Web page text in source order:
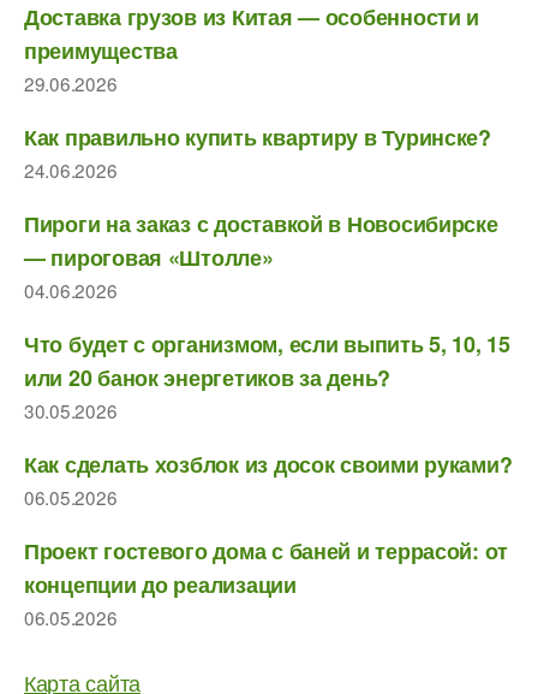
Доставка грузов из Китая — особенности и
преимущества
29.06.2026
Как правильно купить квартиру в Туринске?
24.06.2026
Пироги на заказ с доставкой в Новосибирске
— пироговая «Штолле»
04.06.2026
Что будет с организмом, если выпить 5, 10, 15
или 20 банок энергетиков за день?
30.05.2026
Как сделать хозблок из досок своими руками?
06.05.2026
Проект гостевого дома с баней и террасой: от
концепции до реализации
06.05.2026
Карта сайта